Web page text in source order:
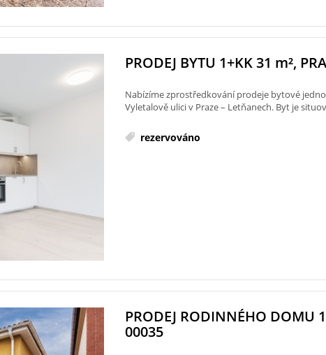
PRODEJ BYTU 1+KK 31 m²,
Nabízíme zprostředkování prodeje bytové
Vyletalově ulici v Praze – Letňanech. Byt je
rezervováno
PRODEJ RODINNÉHO DOMU
00035